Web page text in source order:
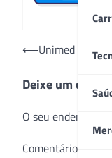
Navegação
Post
⟵Unimed Volta
Deixe um
O seu endereço
Comentário